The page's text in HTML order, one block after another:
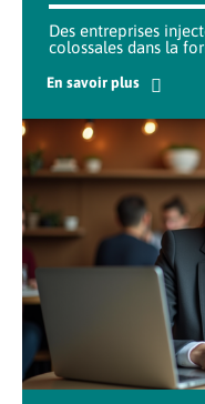
Des entreprises
colossales dans la
En savoir plus